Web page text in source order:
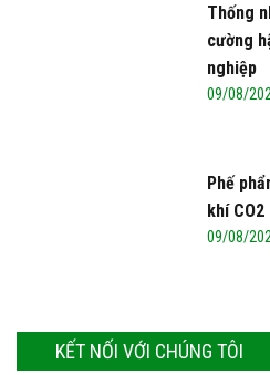
Thống
cường
nghiệp
09/08/
Phế
khí CO2
09/08/
KẾT NỐI VỚI CHÚNG TÔI